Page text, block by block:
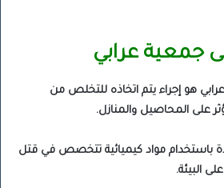
عرابي
هو إجراء يتم اتخاذه للتخلص من
على المحاصيل والمنازل.
باستخدام مواد كيميائية تتخصص في قتل
البيئة.